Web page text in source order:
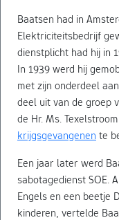
Baatsen had in
Elektriciteitsbedrijf
dienstplicht had hij in
In 1939 werd hij
met zijn onderdeel
deel uit van de groep
de Hr. Ms.
krijgsgevangenen te
Een jaar later werd
sabotagedienst SOE.
Engels en een beetje
kinderen, vertelde